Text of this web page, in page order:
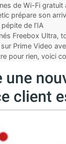
de Wi-Fi gratuit
prépare son
de l’IA
Freebox Ultra,
Prime Video
pour rien, voici
client